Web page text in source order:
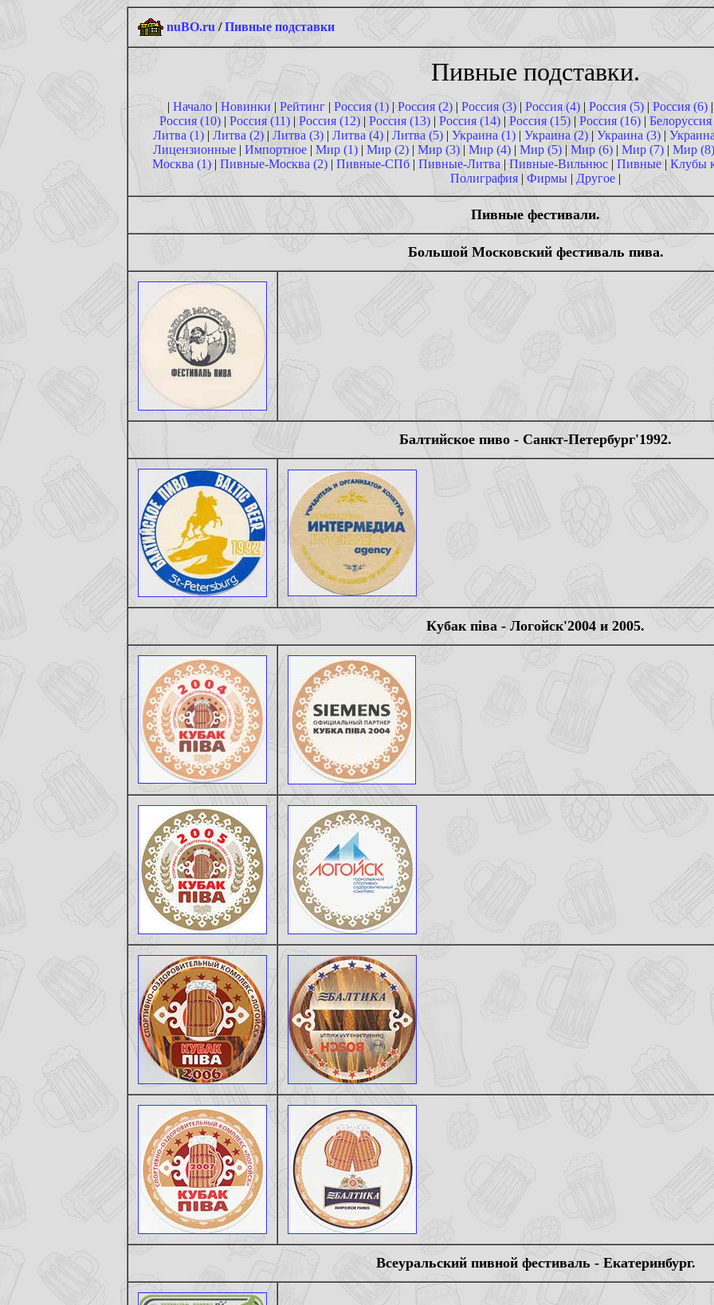
nuBO.ru /Пивные подставки
Пивные подставки.
| Начало| Новинки| Рейтинг| Россия (1)|Россия (2)| Россия (3)| Россия (4)| Россия (5)| Россия (6)
Россия (10) | Россия (11) | Россия (12) |Россия (13) | Россия (14) | Россия (15) | Россия (16) | Белоруссия
Литва (1) | Литва (2) | Литва (3) | Литва (4) | Литва (5) | Украина (1) | Украина (2) | Украина (3) |
Лицензионные | Импортное | Мир (1) | Мир (2) | Мир (3) | Мир (4) | Мир (5)| Мир (6) | Мир (7) | Мир (8)
Москва (1)| Пивные-Москва (2) | Пивные-СПб | Пивные-Литва |Пивные-Вильнюс | Пивные | Клубы
Полиграфия | Фирмы | Другое |
Пивные фестивали.
Большой Московский фестиваль пива.
Балтийское пиво - Санкт-Петербург'1992.
Кубак пiва - Логойск'2004 и 2005.
Всеуральский пивной фестиваль - Екатеринбург.